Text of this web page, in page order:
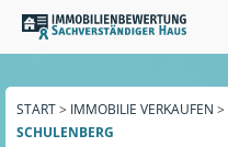
START> IMMOBILIE VERKAUFEN >
SCHULENBERG